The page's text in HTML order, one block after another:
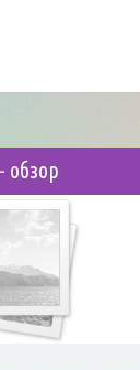
обзор